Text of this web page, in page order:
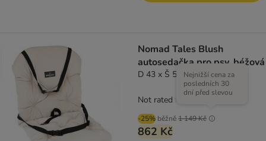
Nomad Tales Blush
autosedačka pro psy, béžová
D 43 x Š 51 x V 51 cm
-25% běžně1 149 Kč
Nejnižší cena za
posledních 30
dní před slevou
862 Kč
Not rated